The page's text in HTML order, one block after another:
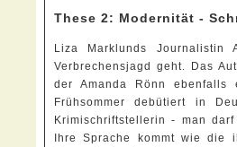
These 2: Modernität -
Liza Marklunds
Verbrechensjagd geht. Das
der Amanda Rönn
Frühsommer debütiert in
Krimischriftstellerin - man
Ihre Sprache kommt wie die